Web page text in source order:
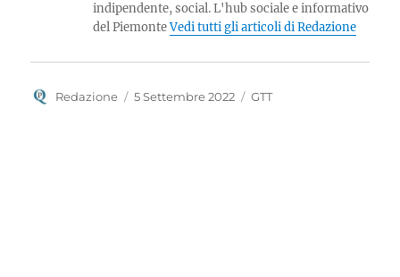
indipendente, social. L'hub sociale e informativo
del PiemonteVedi tutti gli articoli di Redazione
Autore
Redazione
Pubblicato
5 Settembre 2022 Tag
GTT